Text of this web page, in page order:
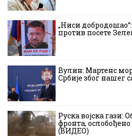
„Ниси
против посете
Вулин: Мартенс
Србије због
Руска војска гази:
фронта,
(ВИДЕО)